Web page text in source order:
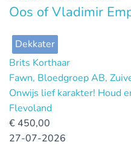
Oos of Vladimir
Dekkater
Brits Korthaar
Fawn, Bloedgroep AB,
Onwijs lief karakter! Houd
Flevoland
€ 450,00
27-07-2026